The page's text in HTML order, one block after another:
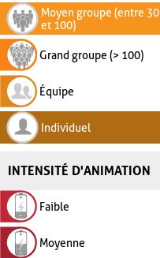
Moyen groupe (entre 30
et 100)
Grand groupe (> 100)
Équipe
Individuel
INTENSITÉ D'ANIMATION
Faible
Moyenne